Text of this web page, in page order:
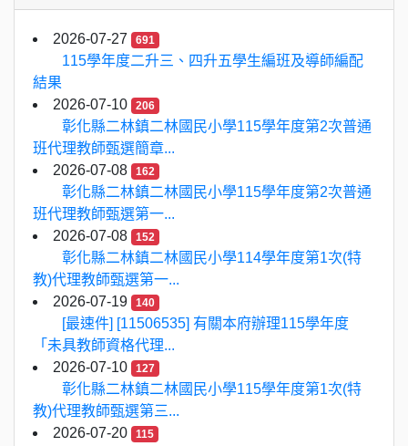
2026-07-27 691
115學年度二升三、四升五學生編班及導師編配
結果
2026-07-10
206
彰化縣二林鎮二林國民小學115學年度第2次普通
班代理教師甄選簡章...
2026-07-08
162
彰化縣二林鎮二林國民小學115學年度第2次普通
班代理教師甄選第一...
2026-07-08
152
彰化縣二林鎮二林國民小學114學年度第1次(特
教)代理教師甄選第一...
2026-07-19
140
[最速件] [11506535] 有關本府辦理115學年度
「未具教師資格代理...
2026-07-10
127
彰化縣二林鎮二林國民小學115學年度第1次(特
教)代理教師甄選第三...
2026-07-20
115